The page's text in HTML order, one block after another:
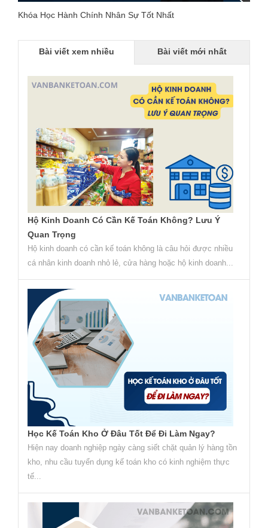
Khóa Học Hành Chính Nhân Sự Tốt Nhất
Bài viết xem nhiều Bài viết mới nhất
Hộ Kinh Doanh Có Cần Kế Toán Không? Lưu Ý
Quan Trọng
Hộ kinh doanh có cần kế toán không là câu hỏi được nhiều
cá nhân kinh doanh nhỏ lẻ, cửa hàng hoặc hộ kinh doanh...
Học Kế Toán Kho Ở Đâu Tốt Để Đi Làm Ngay?
Hiện nay doanh nghiệp ngày càng siết chặt quản lý hàng tồn
kho, nhu cầu tuyển dụng kế toán kho có kinh nghiệm thực
tế...